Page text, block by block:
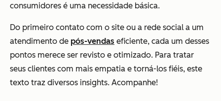
consumidores é uma necessidade básica.
Do primeiro contato com o site ou a rede social a um
atendimento de pós-vendas eficiente, cada um desses
pontos merece ser revisto e otimizado. Para tratar
seus clientes com mais empatia e torná-los fiéis, este
texto traz diversos insights. Acompanhe!